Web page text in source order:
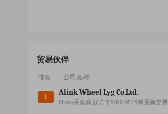
贸易伙伴
排名 公司名称
1
Alink Wheel Lyg Co.ltd.
China采购商,双方于2022-05-19有最新交易